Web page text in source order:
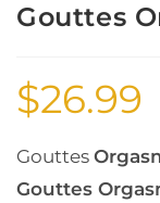
Gouttes
$26.99
Gouttes
Gouttes